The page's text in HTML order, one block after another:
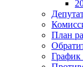
План
График